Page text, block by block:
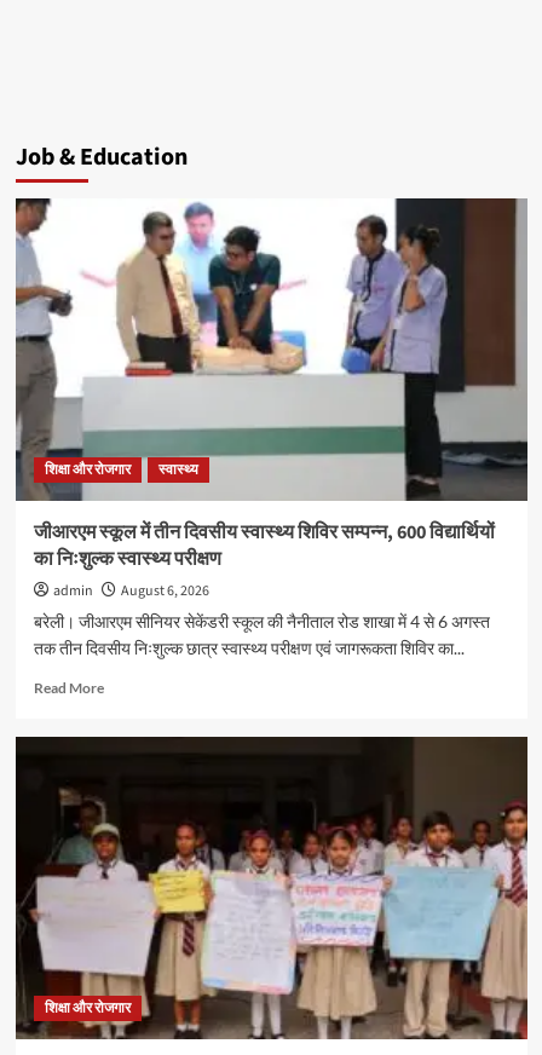
Job & Education
शिक्षा और रोजगार स्वास्थ्य
जीआरएम स्कूल में तीन दिवसीय स्वास्थ्य शिविर सम्पन्न, 600 विद्यार्थियों
का निःशुल्क स्वास्थ्य परीक्षण
admin
August 6, 2026
बरेली। जीआरएम सीनियर सेकेंडरी स्कूल की नैनीताल रोड शाखा में 4 से 6 अगस्त
तक तीन दिवसीय निःशुल्क छात्र स्वास्थ्य परीक्षण एवं जागरूकता शिविर का...
Read MoreRead
में
तीन
दिवसीय
स्वास्थ्य
विद्यार्थियों
का
निःशुल्क
स्वास्थ्य
शिक्षा और रोजगार